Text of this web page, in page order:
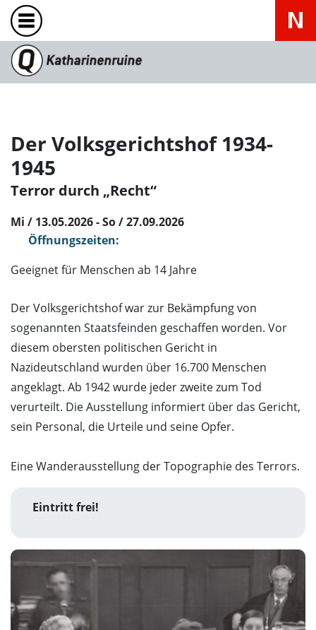
Der Volksgerichtshof 1934-
1945
Terror durch „Recht“
Mi / 13.05.2026 - So / 27.09.2026
Öffnungszeiten:
Geeignet für Menschen ab 14 Jahre
Der Volksgerichtshof war zur Bekämpfung von
sogenannten Staatsfeinden geschaffen worden. Vor
diesem obersten politischen Gericht in
Nazideutschland wurden über 16.700 Menschen
angeklagt. Ab 1942 wurde jeder zweite zum Tod
verurteilt. Die Ausstellung informiert über das Gericht,
sein Personal, die Urteile und seine Opfer.
Eine Wanderausstellung der Topographie des Terrors.
Eintritt frei!